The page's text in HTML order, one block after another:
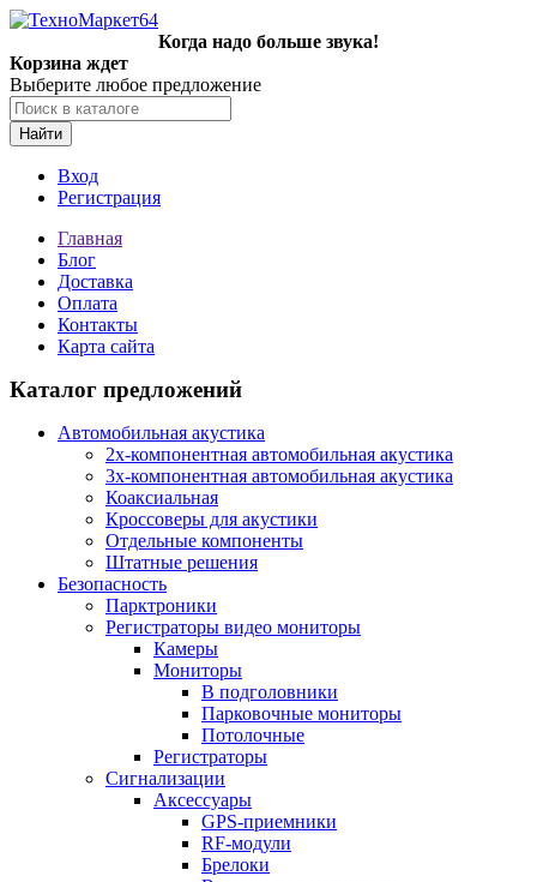
Когда надо больше звука!
Корзина ждет
Выберите любое предложение
Найти
Вход
Регистрация
Главная
Блог
Доставка
Оплата
Контакты
Карта сайта
Каталог предложений
Автомобильная акустика
2х-компонентная автомобильная акустика
3х-компонентная автомобильная акустика
Коаксиальная
Кроссоверы для акустики
Отдельные компоненты
Штатные решения
Безопасность
Парктроники
Регистраторы видео мониторы
Камеры
Мониторы
В подголовники
Парковочные мониторы
Потолочные
Регистраторы
Сигнализации
Аксессуары
GPS-приемники
RF-модули
Брелоки